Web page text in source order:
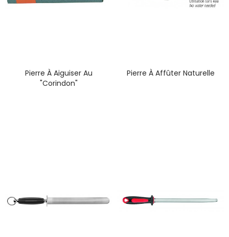
Pierre À Aiguiser Au
"Corindon"
Pierre À Affûter Naturelle